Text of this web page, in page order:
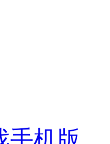
手机版